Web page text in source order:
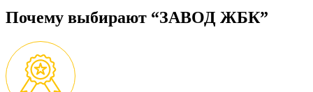
Почему выбирают “ЗАВОД ЖБК”